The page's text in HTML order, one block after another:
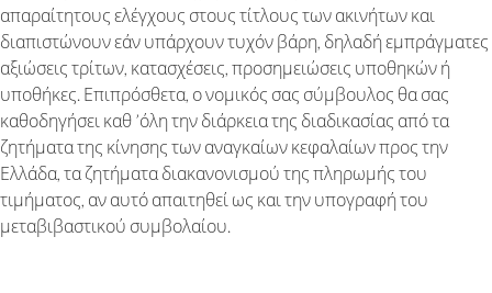
απαραίτητους ελέγχους στους τίτλους των ακινήτων και
διαπιστώνουν εάν υπάρχουν τυχόν βάρη, δηλαδή εμπράγματες
αξιώσεις τρίτων, κατασχέσεις, προσημειώσεις υποθηκών ή
υποθήκες. Επιπρόσθετα, ο νομικός σας σύμβουλος θα σας
καθοδηγήσει καθ ’όλη την διάρκεια της διαδικασίας από τα
ζητήματα της κίνησης των αναγκαίων κεφαλαίων προς την
Ελλάδα, τα ζητήματα διακανονισμού της πληρωμής του
τιμήματος, αν αυτό απαιτηθεί ως και την υπογραφή του
μεταβιβαστικού συμβολαίου.